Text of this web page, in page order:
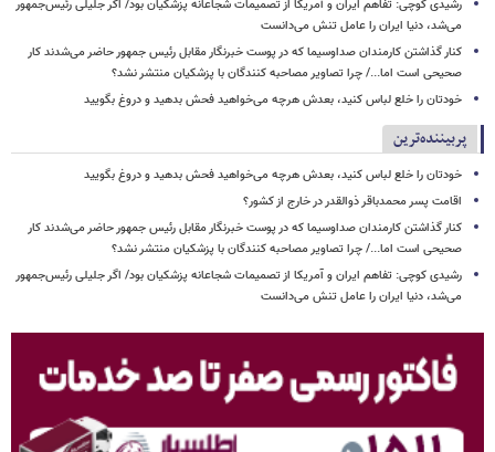
رشیدی کوچی: تفاهم ایران و آمریکا از تصمیمات شجاعانه پزشکیان بود/ اگر جلیلی رئیس‌جمهور
می‌شد، دنیا ایران را عامل تنش می‌دانست
کنار گذاشتن کارمندان صداوسیما که در پوست خبرنگار مقابل رئیس جمهور حاضر می‌شدند کار
صحیحی است اما.../ چرا تصاویر مصاحبه کنندگان با پزشکیان منتشر نشد؟
خودتان را خلع لباس کنید، بعدش هرچه می‌خواهید فحش بدهید و دروغ بگویید
پربیننده‌ترین
خودتان را خلع لباس کنید، بعدش هرچه می‌خواهید فحش بدهید و دروغ بگویید
اقامت پسر محمدباقر ذوالقدر در خارج از کشور؟
کنار گذاشتن کارمندان صداوسیما که در پوست خبرنگار مقابل رئیس جمهور حاضر می‌شدند کار
صحیحی است اما.../ چرا تصاویر مصاحبه کنندگان با پزشکیان منتشر نشد؟
رشیدی کوچی: تفاهم ایران و آمریکا از تصمیمات شجاعانه پزشکیان بود/ اگر جلیلی رئیس‌جمهور
می‌شد، دنیا ایران را عامل تنش می‌دانست